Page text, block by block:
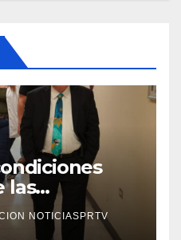
las
NOTICIASPRTV